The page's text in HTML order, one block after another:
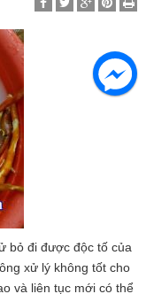
bỏ đi được độc tố của
xử lý không tốt cho
và liên tục mới có thể